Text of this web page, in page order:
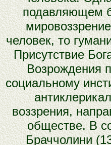
подавляющем
человек, то
Присутствие
Возрождения
социальному
воззрения,
обществе. В
Браччолини